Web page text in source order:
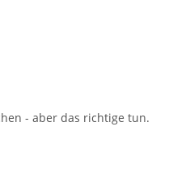
- aber das richtige tun.